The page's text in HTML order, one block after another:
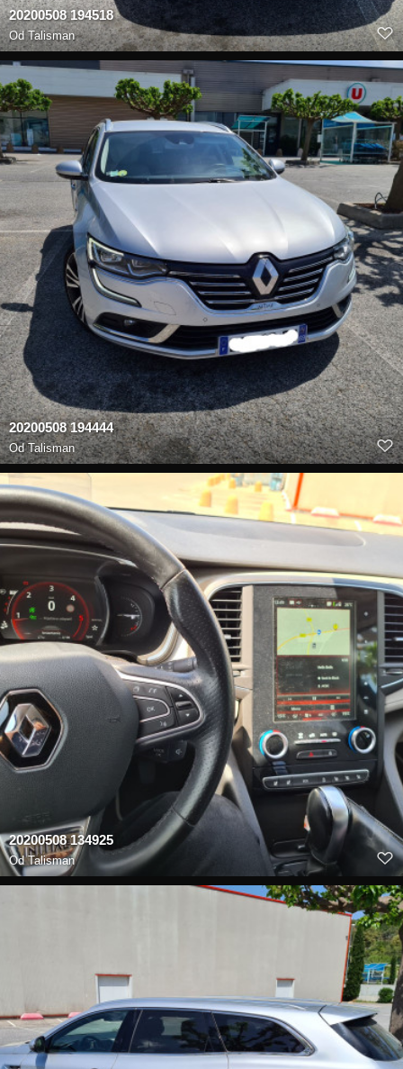
20200508 194518
OdTalisman
20200508 194444
OdTalisman
20200508 134925
OdTalisman